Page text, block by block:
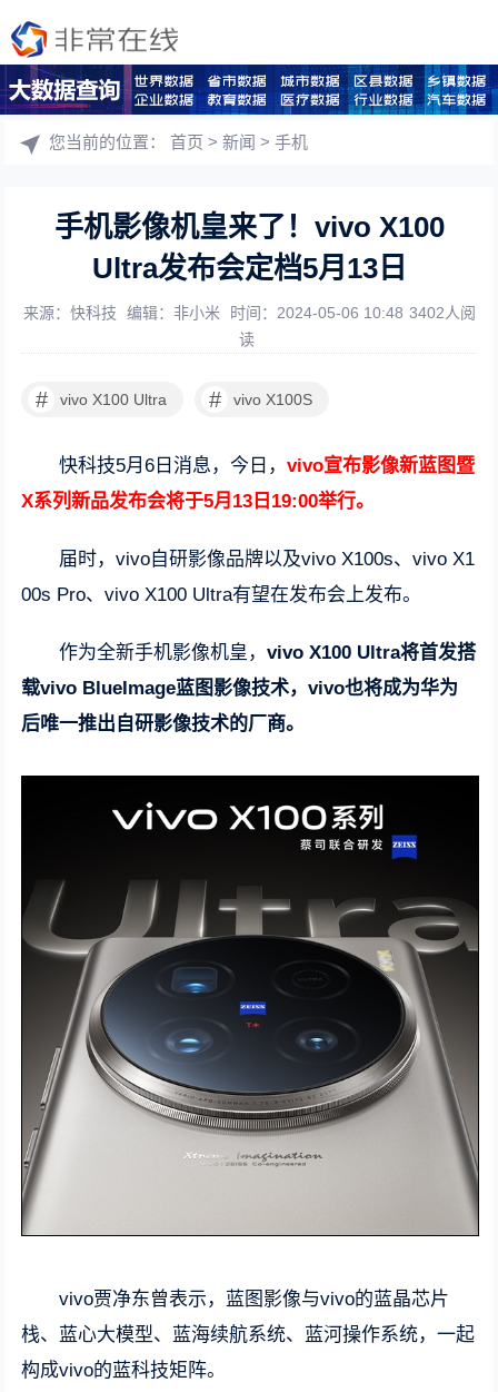
您当前的位置：首页 >新闻 >手机
手机影像机皇来了！vivo X100
Ultra发布会定档5月13日
来源：快科技 编辑：非小米 时间：2024-05-06 10:48 3402人阅
读
# vivo X100 Ultra # vivo X100S
快科技5月6日消息，今日，vivo宣布影像新蓝图暨
X系列新品发布会将于5月13日19:00举行。
届时，vivo自研影像品牌以及vivo X100s、vivo X1
00s Pro、vivo X100 Ultra有望在发布会上发布。
作为全新手机影像机皇，vivo X100 Ultra将首发搭
载vivo BlueImage蓝图影像技术，vivo也将成为华为
后唯一推出自研影像技术的厂商。
vivo贾净东曾表示，蓝图影像与vivo的蓝晶芯片
栈、蓝心大模型、蓝海续航系统、蓝河操作系统，一起
构成vivo的蓝科技矩阵。